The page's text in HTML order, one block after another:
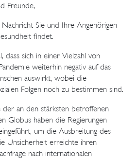
Freunde,
Sie und Ihre Angehörigen
findet.
dass sich in einer Vielzahl von
weiterhin negativ auf das
auswirkt, wobei die
Folgen noch zu bestimmen sind.
der an den stärksten betroffenen
Globus haben die Regierungen
um die Ausbreitung des
Unsicherheit erreichte ihren
nach internationalen